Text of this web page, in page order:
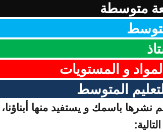
متوسطة
و المستويات
المتوسط
نشرها باسمك و يستفيد منها